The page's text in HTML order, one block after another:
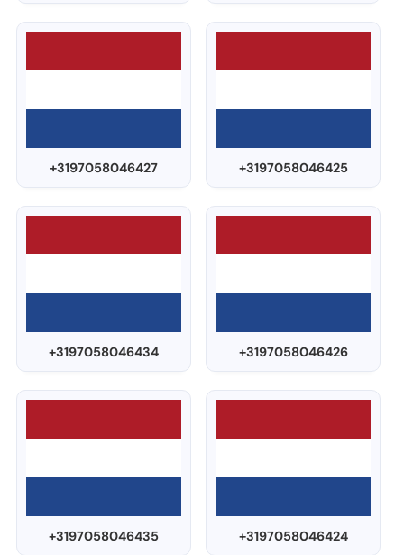
+3197058046427 +3197058046425
+3197058046434 +3197058046426
+3197058046435 +3197058046424